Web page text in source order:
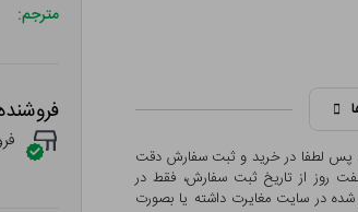
پس لطفا در خرید و ثبت سفارش دقت
روز از تاریخ ثبت سفارش، فقط در
در سایت مغایرت داشته یا بصورت
مترجم: